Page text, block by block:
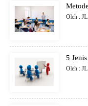
Oleh :
5
Oleh :